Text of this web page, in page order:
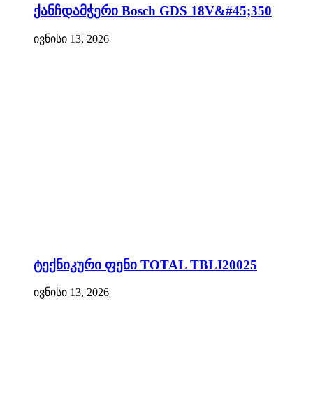
ქანჩდამჭერი Bosch GDS 18V&#45;350
ივნისი 13, 2026
ტექნიკური ფენი TOTAL TBLI20025
ივნისი 13, 2026